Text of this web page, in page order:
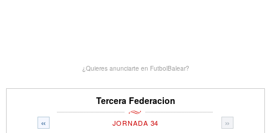
¿Quieres anunciarte en FutbolBalear?
Tercera Federacion
« »
JORNADA 34